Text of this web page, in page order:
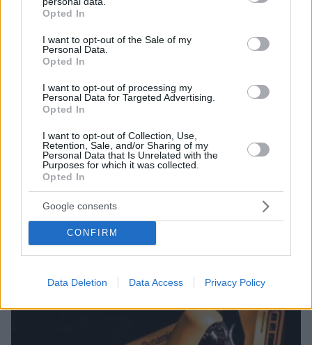
grant or deny consent to Google and its third-party tags to
use your data for below specified purposes in below Google
consent section.
Opted In
I want to opt-out of the Sale of my
Personal Data.
Opted In
I want to opt-out of processing my
Personal Data for Targeted Advertising.
Opted In
I want to opt-out of Collection, Use,
Retention, Sale, and/or Sharing of my
Personal Data that Is Unrelated with the
Purposes for which it was collected.
Opted In
Google consents
CONFIRM
Data Deletion Data Access Privacy Policy
Σκοτώθηκε εικονολήπτης του Fox News έξω από το Κίεβο
15.03.2022, 17:25
Thema Insights